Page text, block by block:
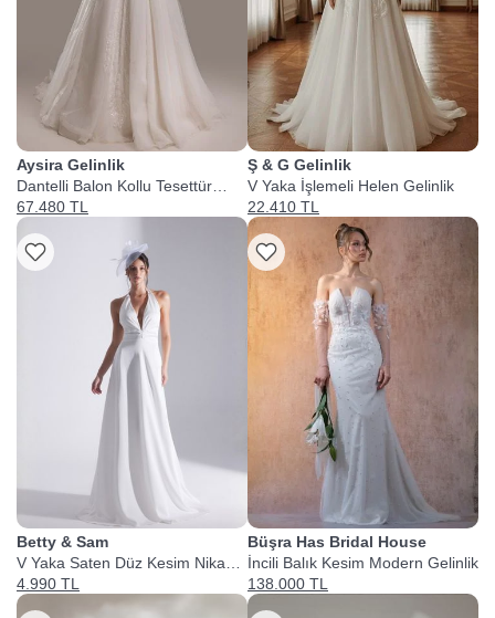
Aysira Gelinlik
Dantelli Balon Kollu Tesettür
Gelinlik
67.480 TL
Betty & Sam
V Yaka Saten Düz Kesim Nikah
Elbisesi
4.990 TL
Ş & G Gelinlik
V Yaka İşlemeli Helen Gelinlik
22.410 TL
Büşra Has Bridal House
İncili Balık Kesim Modern Gelinlik
138.000 TL